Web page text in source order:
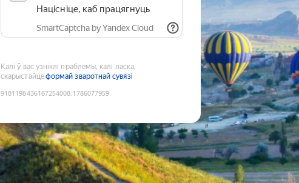
Націсніце, каб працягнуць
SmartCaptcha by Yandex Cloud
Калі ў вас узніклі праблемы, калі ласка,
скарыстайцеформай зваротнай сувязі
9181198436167254008:1786077959